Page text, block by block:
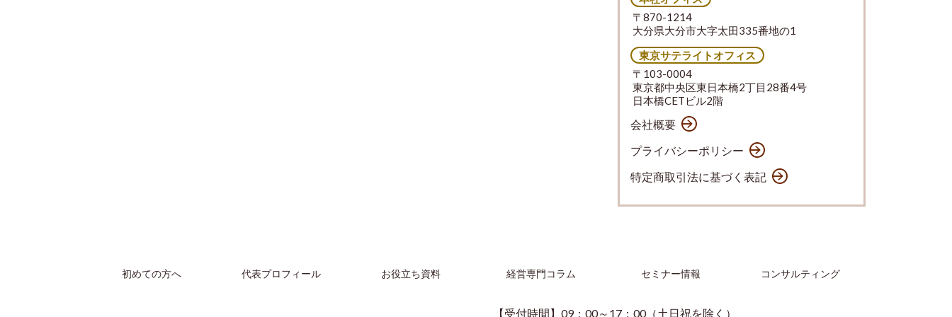
〒870-1214
大分県大分市大字太田335番地の1
東京サテライトオフィス
〒103-0004
東京都中央区東日本橋2丁目28番4号
日本橋CETビル2階
会社概要
プライバシーポリシー
特定商取引法に基づく表記
初めての方へ 代表プロフィール お役立ち資料 経営専門コラム セミナー情報 コンサルティング
【受付時間】09：00～17：00（土日祝を除く）